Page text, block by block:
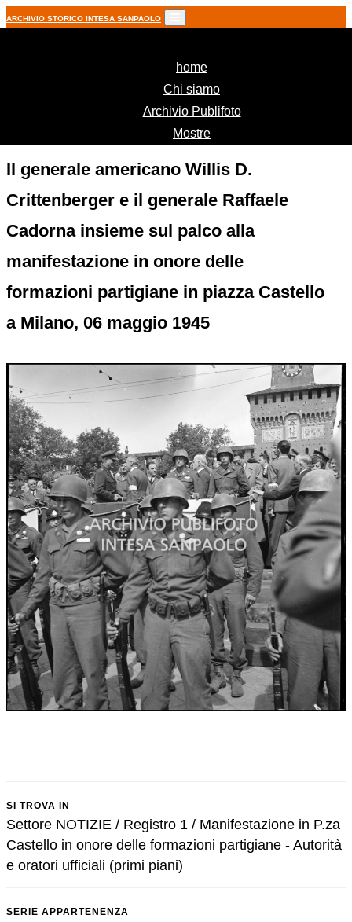
ARCHIVIO STORICO INTESA SANPAOLO
home(current)
Chi siamo
Archivio Publifoto
Mostre
Il generale americano Willis D.
Crittenberger e il generale Raffaele
Cadorna insieme sul palco alla
manifestazione in onore delle
formazioni partigiane in piazza Castello
a Milano, 06 maggio 1945
SI TROVA IN
Settore NOTIZIE / Registro 1 / Manifestazione in P.za
Castello in onore delle formazioni partigiane - Autorità
e oratori ufficiali (primi piani)
SERIE APPARTENENZA